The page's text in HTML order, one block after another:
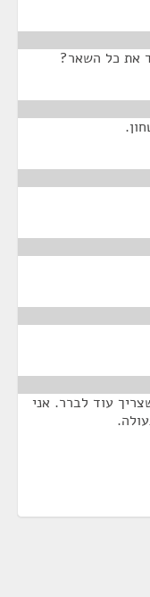
את כל השאר?
עוד לברר. אני